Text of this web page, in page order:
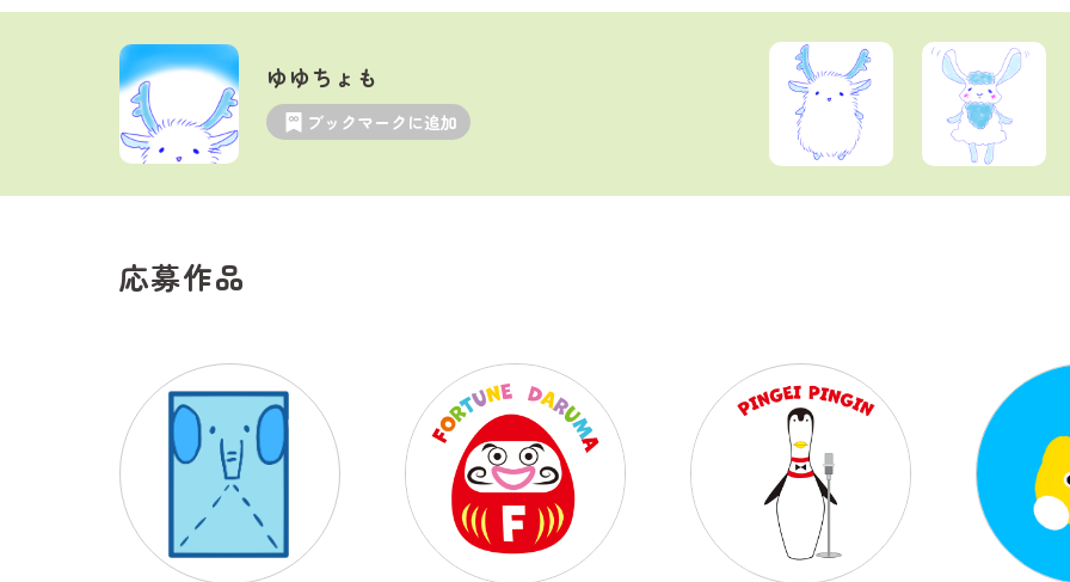
ゆゆちょも
ブックマークに追加
応募作品